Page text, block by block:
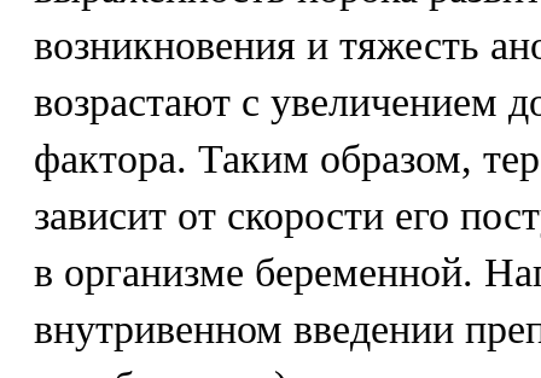
возникновения и тяжесть
возрастают с увеличением
фактора. Таким образом,
зависит от скорости его
в организме беременной.
внутривенном введении